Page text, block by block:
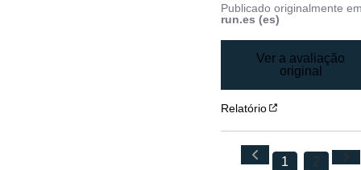
Publicado originalmente
run.es (es)
Ver a avaliação
original
Relatório
1 2